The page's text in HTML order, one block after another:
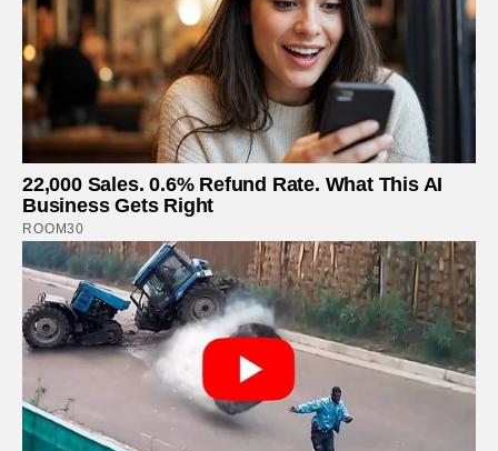
22,000 Sales. 0.6% Refund Rate. What This AI
Business Gets Right
ROOM30